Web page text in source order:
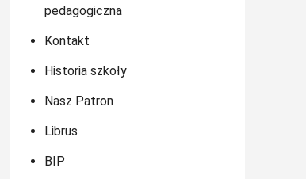
pedagogiczna
Kontakt
Historia szkoły
Nasz Patron
Librus
BIP